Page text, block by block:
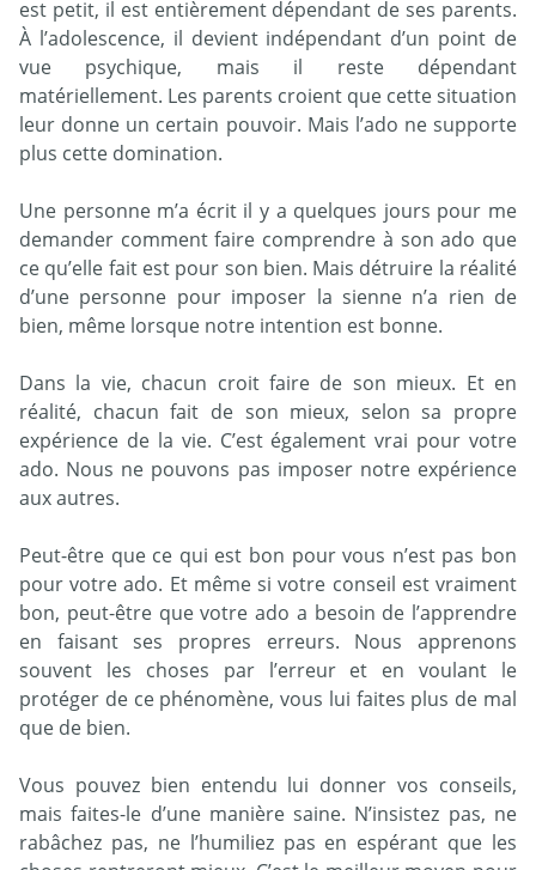
est petit, il est entièrement dépendant de ses parents.
À l’adolescence, il devient indépendant d’un point de
vue psychique, mais il reste dépendant
matériellement. Les parents croient que cette situation
leur donne un certain pouvoir. Mais l’ado ne supporte
plus cette domination.
Une personne m’a écrit il y a quelques jours pour me
demander comment faire comprendre à son ado que
ce qu’elle fait est pour son bien. Mais détruire la réalité
d’une personne pour imposer la sienne n’a rien de
bien, même lorsque notre intention est bonne.
Dans la vie, chacun croit faire de son mieux. Et en
réalité, chacun fait de son mieux, selon sa propre
expérience de la vie. C’est également vrai pour votre
ado. Nous ne pouvons pas imposer notre expérience
aux autres.
Peut-être que ce qui est bon pour vous n’est pas bon
pour votre ado. Et même si votre conseil est vraiment
bon, peut-être que votre ado a besoin de l’apprendre
en faisant ses propres erreurs. Nous apprenons
souvent les choses par l’erreur et en voulant le
protéger de ce phénomène, vous lui faites plus de mal
que de bien.
Vous pouvez bien entendu lui donner vos conseils,
mais faites-le d’une manière saine. N’insistez pas, ne
rabâchez pas, ne l’humiliez pas en espérant que les